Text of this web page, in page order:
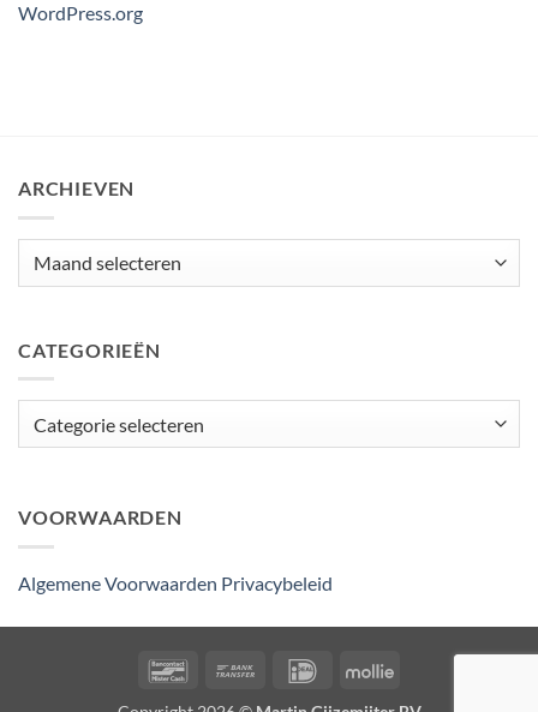
WordPress.org
ARCHIEVEN
CATEGORIEËN
VOORWAARDEN
Algemene Voorwaarden Privacybeleid
BancontactBank
IDeal Mollie